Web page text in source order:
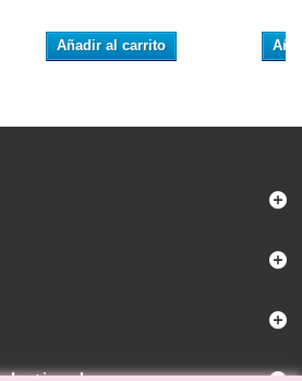
Añadir al carrito